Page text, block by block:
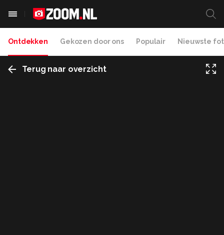
Ontdekken Gekozen door ons Populair Nieuwste
Terug naar overzicht